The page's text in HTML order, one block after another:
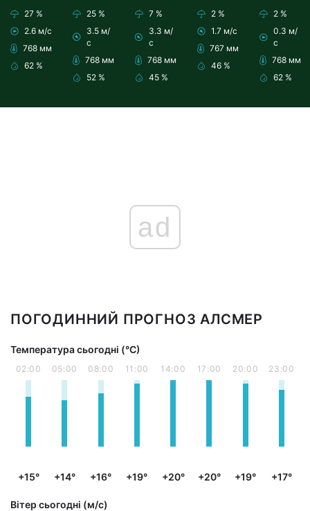
27 %
2.6 м/с
768 мм
62 %
25 %
3.5 м/
с
768 мм
52 %
7 %
3.3 м/
с
768 мм
45 %
2 %
1.7 м/с
767 мм
46 %
2 %
0.3 м/
с
768 мм
62 %
ad
ПОГОДИННИЙ ПРОГНОЗ АЛСМЕР
Температура сьогодні (°С)
02:00
+15°
05:00
+14°
08:00
+16°
11:00
+19°
14:00
+20°
17:00
+20°
20:00
+19°
23:00
+17°
Вітер сьогодні (м/с)